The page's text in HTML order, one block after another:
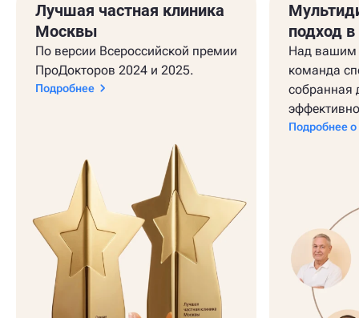
Лучшая частная клиника
Москвы
По версии Всероссийской премии
ПроДокторов 2024 и 2025.
Подробнее
подход
Над вашим
команда
собранная
Подробнее о